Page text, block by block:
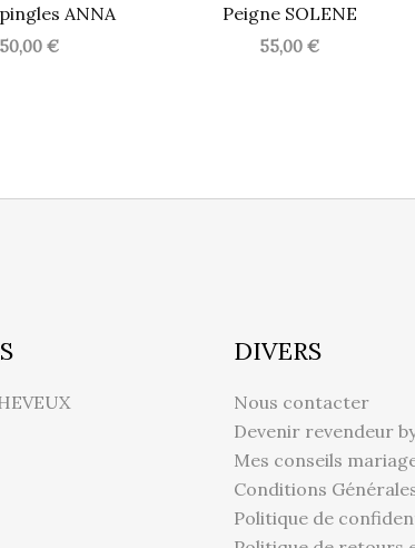
ANNA
50,00€
Peigne SOLENE
55,00€
DIVERS
Nous contacter
Devenir revendeur
Mes conseils
Conditions
Politique de